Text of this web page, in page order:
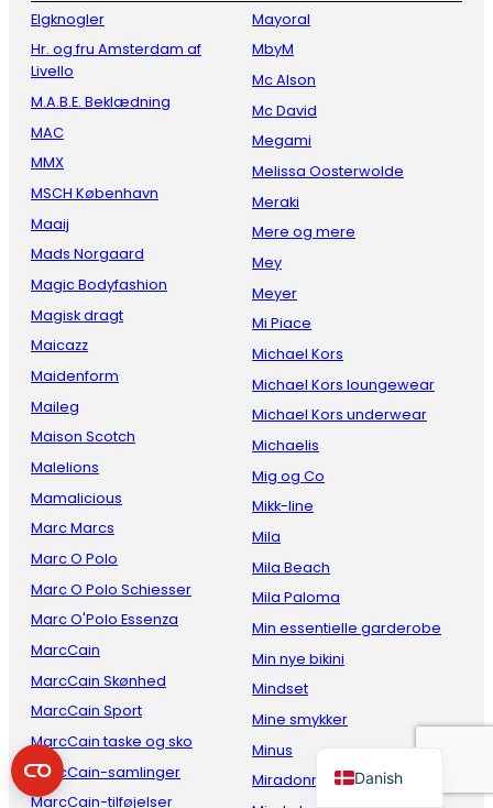
Elgknogler
Hr. og fru Amsterdam af
Livello
M.A.B.E. Beklædning
MAC
MMX
MSCH København
Maaij
Mads Norgaard
Magic Bodyfashion
Magisk dragt
Maicazz
Maidenform
Maileg
Maison Scotch
Malelions
Mamalicious
Marc Marcs
Marc O Polo
Marc O Polo Schiesser
Marc O'Polo Essenza
MarcCain
MarcCain Skønhed
MarcCain Sport
MarcCain taske og sko
MarcCain-samlinger
MarcCain-tilføjelser
Mayoral
MbyM
Mc Alson
Mc David
Megami
Melissa Oosterwolde
Meraki
Mere og mere
Mey
Meyer
Mi Piace
Michael Kors
Michael Kors loungewear
Michael Kors underwear
Michaelis
Mig og Co
Mikk-line
Mila
Mila Beach
Mila Paloma
Min essentielle garderobe
Min nye bikini
Mindset
Mine smykker
Minus
Miradonna
Danish
Spanish